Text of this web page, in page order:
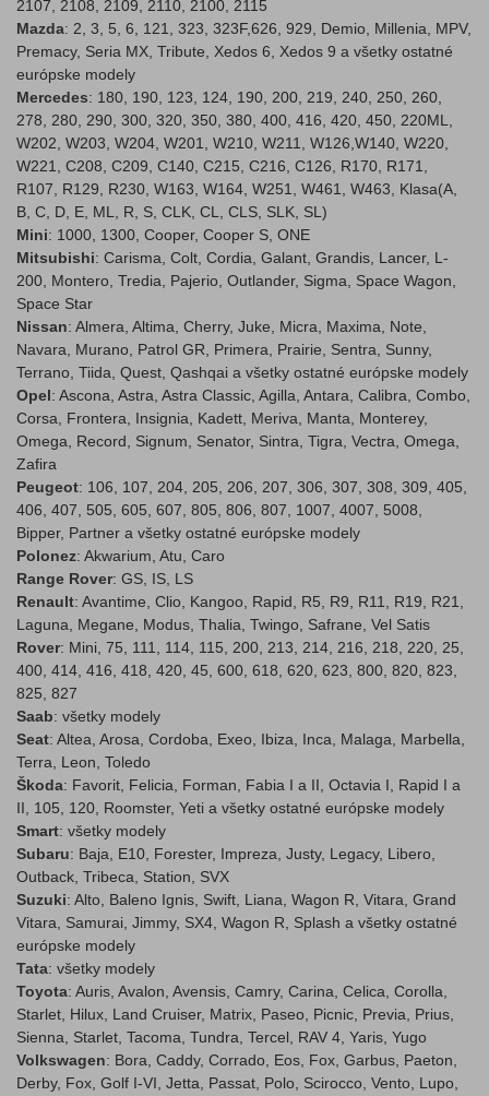
2107, 2108, 2109, 2110, 2100, 2115
Mazda: 2, 3, 5, 6, 121, 323, 323F,626, 929, Demio, Millenia, MPV,
Premacy, Seria MX, Tribute, Xedos 6, Xedos 9 a všetky ostatné
európske modely
Mercedes: 180, 190, 123, 124, 190, 200, 219, 240, 250, 260,
278, 280, 290, 300, 320, 350, 380, 400, 416, 420, 450, 220ML,
W202, W203, W204, W201, W210, W211, W126,W140, W220,
W221, C208, C209, C140, C215, C216, C126, R170, R171,
R107, R129, R230, W163, W164, W251, W461, W463, Klasa(A,
B, C, D, E, ML, R, S, CLK, CL, CLS, SLK, SL)
Mini: 1000, 1300, Cooper, Cooper S, ONE
Mitsubishi: Carisma, Colt, Cordia, Galant, Grandis, Lancer, L-
200, Montero, Tredia, Pajerio, Outlander, Sigma, Space Wagon,
Space Star
Nissan: Almera, Altima, Cherry, Juke, Micra, Maxima, Note,
Navara, Murano, Patrol GR, Primera, Prairie, Sentra, Sunny,
Terrano, Tiida, Quest, Qashqai a všetky ostatné európske modely
Opel: Ascona, Astra, Astra Classic, Agilla, Antara, Calibra, Combo,
Corsa, Frontera, Insignia, Kadett, Meriva, Manta, Monterey,
Omega, Record, Signum, Senator, Sintra, Tigra, Vectra, Omega,
Zafira
Peugeot: 106, 107, 204, 205, 206, 207, 306, 307, 308, 309, 405,
406, 407, 505, 605, 607, 805, 806, 807, 1007, 4007, 5008,
Bipper, Partner a všetky ostatné európske modely
Polonez: Akwarium, Atu, Caro
Range Rover: GS, IS, LS
Renault: Avantime, Clio, Kangoo, Rapid, R5, R9, R11, R19, R21,
Laguna, Megane, Modus, Thalia, Twingo, Safrane, Vel Satis
Rover: Mini, 75, 111, 114, 115, 200, 213, 214, 216, 218, 220, 25,
400, 414, 416, 418, 420, 45, 600, 618, 620, 623, 800, 820, 823,
825, 827
Saab: všetky modely
Seat: Altea, Arosa, Cordoba, Exeo, Ibiza, Inca, Malaga, Marbella,
Terra, Leon, Toledo
Škoda: Favorit, Felicia, Forman, Fabia I a II, Octavia I, Rapid I a
II, 105, 120, Roomster, Yeti a všetky ostatné európske modely
Smart: všetky modely
Subaru: Baja, E10, Forester, Impreza, Justy, Legacy, Libero,
Outback, Tribeca, Station, SVX
Suzuki: Alto, Baleno Ignis, Swift, Liana, Wagon R, Vitara, Grand
Vitara, Samurai, Jimmy, SX4, Wagon R, Splash a všetky ostatné
európske modely
Tata: všetky modely
Toyota: Auris, Avalon, Avensis, Camry, Carina, Celica, Corolla,
Starlet, Hilux, Land Cruiser, Matrix, Paseo, Picnic, Previa, Prius,
Sienna, Starlet, Tacoma, Tundra, Tercel, RAV 4, Yaris, Yugo
Volkswagen: Bora, Caddy, Corrado, Eos, Fox, Garbus, Paeton,
Derby, Fox, Golf I-VI, Jetta, Passat, Polo, Scirocco, Vento, Lupo,